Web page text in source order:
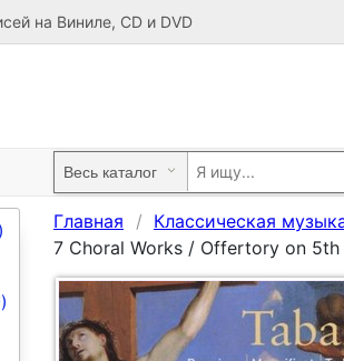
на Виниле, CD и DVD
Главная Классическая
7 Choral Works / Offertory on 5th